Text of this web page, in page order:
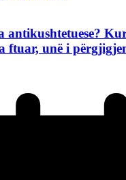
antikushtetuese?
ftuar, unë i